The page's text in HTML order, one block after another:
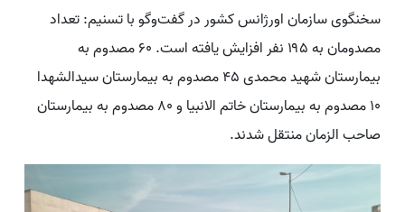
سخنگوی سازمان اورژانس کشور در گفت‌وگو با تسنیم: تعداد
مصدومان به ۱۹۵ نفر افزایش یافته است. ۶۰ مصدوم به
بیمارستان شهید محمدی ۴۵ مصدوم به بیمارستان سیدالشهدا
۱۰ مصدوم به بیمارستان خاتم الانبیا و ۸۰ مصدوم به بیمارستان
صاحب الزمان منتقل شدند.